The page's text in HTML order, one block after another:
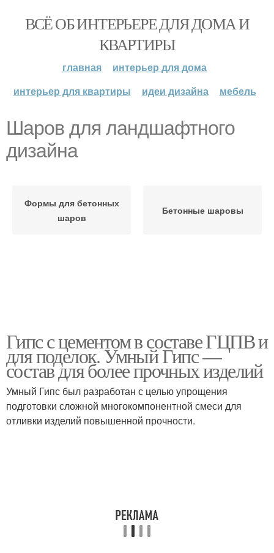
ВСЁ ОБ ИНТЕРЬЕРЕ ДЛЯ ДОМА И
КВАРТИРЫ
главная
интерьер для дома
интерьер для квартиры
идеи дизайна мебель
Шаров для ландшафтного
дизайна
Формы для бетонных
шаров
Бетонные шаровы
Гипс с цементом в составе ГЦПВ и
для поделок. Умный Гипс —
состав для более прочных изделий
Умный Гипс был разработан с целью упрощения
подготовки сложной многокомпонентной смеси для
отливки изделий повышенной прочности.